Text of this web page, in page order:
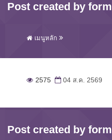
Post created by form
เมนูหลัก
2575 04 ส.ค. 2569
Post created by form